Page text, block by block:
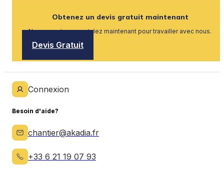
Obtenez un devis gratuit maintenant
Nous recrutons, postulez maintenant pour travailler avec nous.
Devis Gratuit
Connexion
Besoin d'aide?
chantier@akadia.fr
+33 6 21 19 07 93